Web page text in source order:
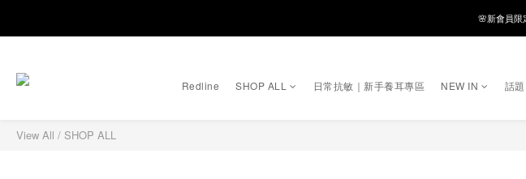
8月月初限
8月月初限
🌸新會員
Redline SHOP ALL 日常抗敏｜新手養耳專區 NEW IN 話
View All / SHOP ALL